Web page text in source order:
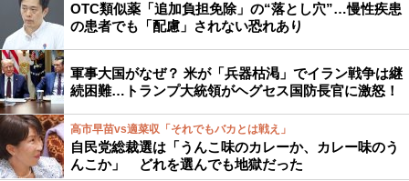
OTC類似薬「追加負担免除」の“落とし穴”…慢性疾患
の患者でも「配慮」されない恐れあり
軍事大国がなぜ？ 米が「兵器枯渇」でイラン戦争は継
続困難…トランプ大統領がヘグセス国防長官に激怒！
高市早苗vs適菜収「それでもバカとは戦え」
自民党総裁選は「うんこ味のカレーか、カレー味のう
んこか」 どれを選んでも地獄だった